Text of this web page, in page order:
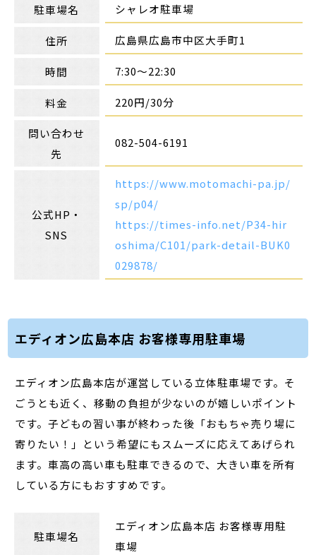
駐車場名 シャレオ駐車場
住所 広島県広島市中区大手町1
時間 7:30～22:30
料金 220円/30分
問い合わせ
先
082-504-6191
公式HP・
SNS
https://www.motomachi-pa.jp/
sp/p04/
https://times-info.net/P34-hir
oshima/C101/park-detail-BUK0
029878/
エディオン広島本店 お客様専用駐車場
エディオン広島本店が運営している立体駐車場です。そ
ごうとも近く、移動の負担が少ないのが嬉しいポイント
です。子どもの習い事が終わった後「おもちゃ売り場に
寄りたい！」という希望にもスムーズに応えてあげられ
ます。車高の高い車も駐車できるので、大きい車を所有
している方にもおすすめです。
駐車場名
エディオン広島本店 お客様専用駐
車場